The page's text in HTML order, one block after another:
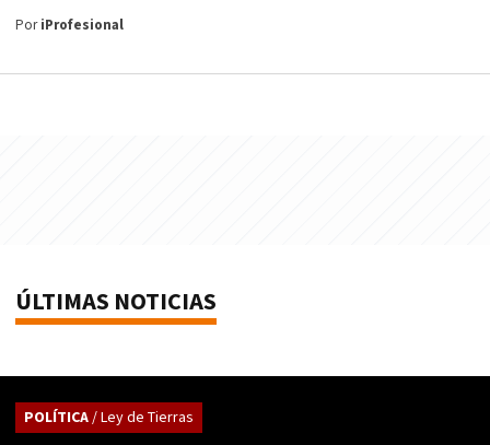
PoriProfesional
ÚLTIMAS NOTICIAS
POLÍTICA/ Ley de Tierras